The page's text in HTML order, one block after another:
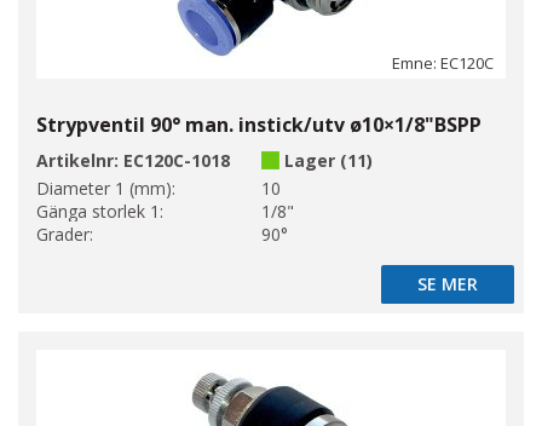
Emne: EC120C
Strypventil 90° man. instick/utv ø10×1/8"BSPP
Artikelnr: EC120C-1018
Lager (11)
Diameter 1 (mm):
10
Gänga storlek 1:
1/8"
Grader:
90°
SE MER
SE MER